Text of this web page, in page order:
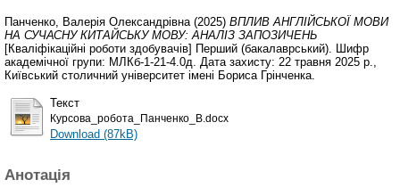
Панченко, Валерія Олександрівна (2025) ВПЛИВ АНГЛІЙСЬКОЇ МОВИ
НА СУЧАСНУ КИТАЙСЬКУ МОВУ: АНАЛІЗ ЗАПОЗИЧЕНЬ
[Кваліфікаційні роботи здобувачів] Перший (бакалаврський). Шифр
академічної групи: МЛКб-1-21-4.0д. Дата захисту: 22 травня 2025 р.,
Київський столичний університет імені Бориса Грінченка.
Текст
Курсова_робота_Панченко_В.docx
Download (87kB)
Анотація